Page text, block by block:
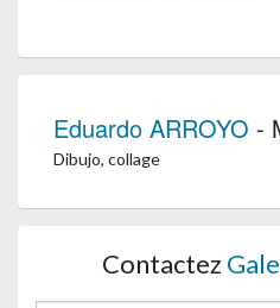
Eduardo ARROYO -
Dibujo, collage
Contactez